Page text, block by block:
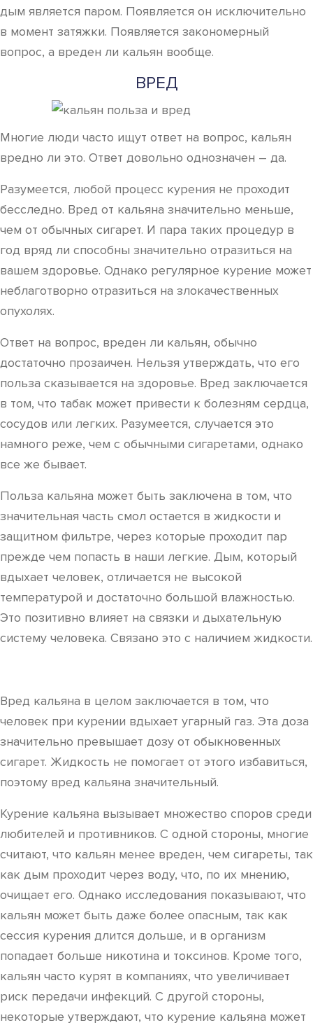
дым является паром. Появляется он исключительно
в момент затяжки. Появляется закономерный
вопрос, а вреден ли кальян вообще.
ВРЕД
Многие люди часто ищут ответ на вопрос, кальян
вредно ли это. Ответ довольно однозначен – да.
Разумеется, любой процесс курения не проходит
бесследно. Вред от кальяна значительно меньше,
чем от обычных сигарет. И пара таких процедур в
год вряд ли способны значительно отразиться на
вашем здоровье. Однако регулярное курение может
неблаготворно отразиться на злокачественных
опухолях.
Ответ на вопрос, вреден ли кальян, обычно
достаточно прозаичен. Нельзя утверждать, что его
польза сказывается на здоровье. Вред заключается
в том, что табак может привести к болезням сердца,
сосудов или легких. Разумеется, случается это
намного реже, чем с обычными сигаретами, однако
все же бывает.
Польза кальяна может быть заключена в том, что
значительная часть смол остается в жидкости и
защитном фильтре, через которые проходит пар
прежде чем попасть в наши легкие. Дым, который
вдыхает человек, отличается не высокой
температурой и достаточно большой влажностью.
Это позитивно влияет на связки и дыхательную
систему человека. Связано это с наличием жидкости.
Вред кальяна в целом заключается в том, что
человек при курении вдыхает угарный газ. Эта доза
значительно превышает дозу от обыкновенных
сигарет. Жидкость не помогает от этого избавиться,
поэтому вред кальяна значительный.
Курение кальяна вызывает множество споров среди
любителей и противников. С одной стороны, многие
считают, что кальян менее вреден, чем сигареты, так
как дым проходит через воду, что, по их мнению,
очищает его. Однако исследования показывают, что
кальян может быть даже более опасным, так как
сессия курения длится дольше, и в организм
попадает больше никотина и токсинов. Кроме того,
кальян часто курят в компаниях, что увеличивает
риск передачи инфекций. С другой стороны,
некоторые утверждают, что курение кальяна может